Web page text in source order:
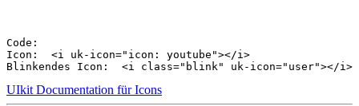
Code:
Icon:
<i uk-icon="icon: youtube"></i>
Blinkendes Icon:
<i class="blink" uk-icon="user"></i>
UIkit Documentation für Icons